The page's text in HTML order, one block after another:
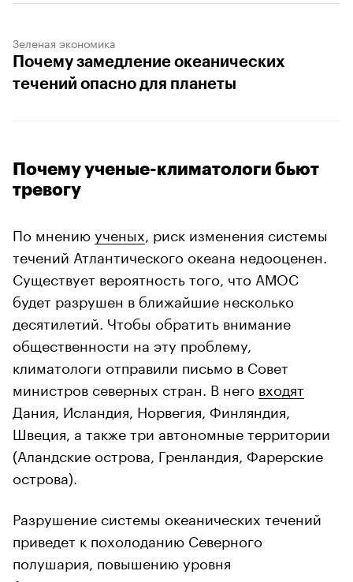
Зеленая экономика
Почему замедление океанических
течений опасно для планеты
Почему ученые-климатологи бьют
тревогу
По мнениюученых , риск изменения системы
течений Атлантического океана недооценен.
Существует вероятность того, что АМОС
будет разрушен в ближайшие несколько
десятилетий. Чтобы обратить внимание
общественности на эту проблему,
климатологи отправили письмо в Совет
министров северных стран. В него входят
Дания, Исландия, Норвегия, Финляндия,
Швеция, а также три автономные территории
(Аландские острова, Гренландия, Фарерские
острова).
Разрушение системы океанических течений
приведет к похолоданию Северного
полушария, повышению уровня